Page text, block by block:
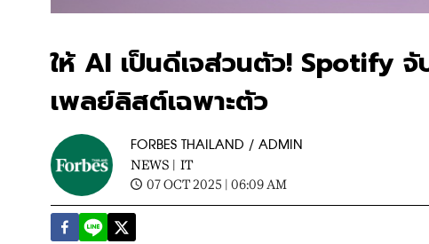
ให้ AI เป็นดีเจส่วนตัว! Spotify
เพลย์ลิสต์เฉพาะตัว
FORBES THAILAND / ADMIN
NEWS | IT
07 OCT 2025 | 06:09 AM